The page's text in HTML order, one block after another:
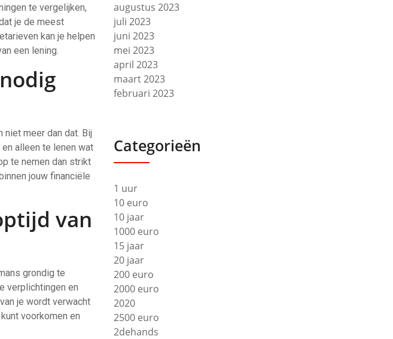
te vergelijken,
je de meest
kan je helpen
een lening.
meer dan dat. Bij
alleen te lenen wat
te nemen dan strikt
jouw financiële
van
grondig te
verplichtingen en
je wordt verwacht
voorkomen en
augustus 2023
juli 2023
juni 2023
mei 2023
april 2023
maart 2023
februari 2023
Categorieën
1 uur
10 euro
10 jaar
1000 euro
15 jaar
20 jaar
200 euro
2000 euro
2020
2500 euro
2dehands